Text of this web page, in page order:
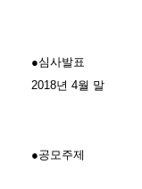
●심사발표
2018년 4월 말
●공모주제